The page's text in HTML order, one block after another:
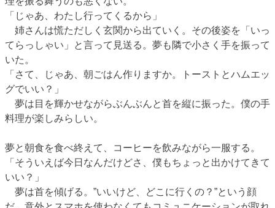
「じゃあ、わたし行ってくるから」
姉さんは慌ただしく玄関から出ていく。その後姿を「いっ
てらっしゃい」と言って見送る。夢も隣で小さく手を振って
いた。
「さて、じゃあ、朝ごはん作りますか。トーストとハムエッ
グでいい？」
夢は目を輝かせながらぶんぶんと首を縦に振った。僕の手
料理が楽しみらしい。
夢と朝食を食べ終えて、コーヒーを飲みながら一服する。
「そういえば今日なんだけどさ、僕もちょっと出かけてきて
いい？」
夢は首を傾げる。”いいけど、どこに行くの？”という顔